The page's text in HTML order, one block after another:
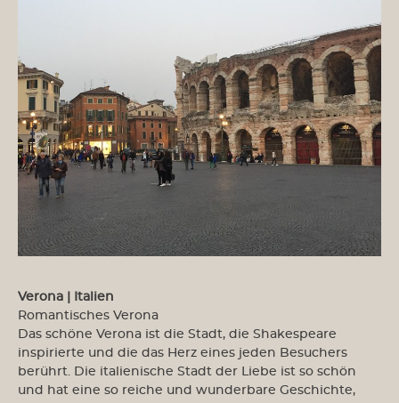
Verona | Italien
Romantisches Verona
Das schöne Verona ist die Stadt, die Shakespeare
inspirierte und die das Herz eines jeden Besuchers
berührt. Die italienische Stadt der Liebe ist so schön
und hat eine so reiche und wunderbare Geschichte,